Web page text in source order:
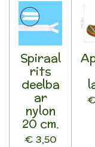
Spiraal
rits
deelba
ar
nylon
20 cm.
€ 3,50